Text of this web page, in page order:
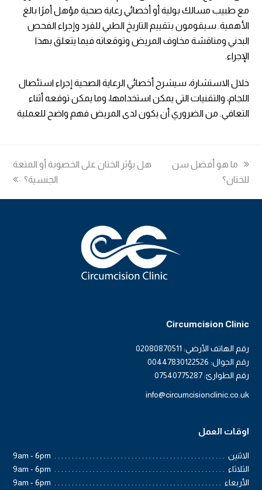
مع طبيب مسالك بولية أو أخصائي رعاية صحية مؤهل أمرًا بالغ
الأهمية. سيقومون بتقييم التاريخ الطبي للفرد وإجراء الفحص
البدني ومناقشة مخاوف المريض وتوقعاته فيما يتعلق بهذا
الإجراء.
خلال الاستشارة، سيشرح أخصائي الرعاية الصحية إجراء استئصال
اللجام، والتقنيات التي يمكن استخدامها، وما يمكن توقعه أثناء
التعافي. من الضروري أن يكون لدى المريض فهم واضح للعملية
previous
post:
ما هو أفضل سن
للختان؟
next
هل يؤثر الختان على الخصوبة أو المتعة
الجنسية؟
Circumcision Clinic
رقم الهاتف الأرضي: 02080870511
رقم الجوال: 00447830122526
رقم الطوارئ: 07540775287
info@circumcisionclinic.co.uk
اوقات العمل
الاثنين
9am - 6pm
الثلاثاء
9am - 6pm
الأربعاء
9am - 6pm